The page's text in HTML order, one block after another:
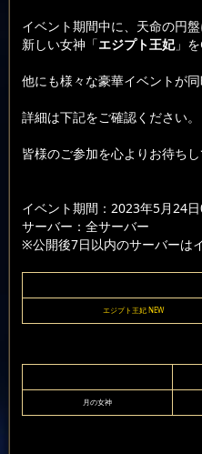
イベント期間中に、天命の円盤
新しい女神「エジプト王妃」を
他にも様々な豪華イベントが同
詳細は下記をご確認ください。
皆様のご参加を心よりお待ちし
イベント期間：2023年5月24
サーバー：全サーバー
※公開後7日以内のサーバーは
エジプト王妃 NEW
月の女神